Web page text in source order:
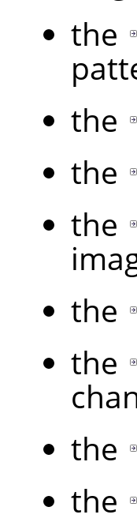
the
the
the
the
the
the
the
the